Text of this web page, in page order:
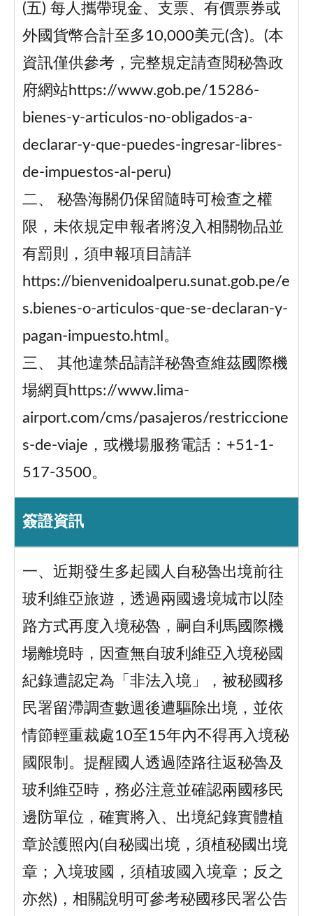
(五) 每人攜帶現金、支票、有價票券或
外國貨幣合計至多10,000美元(含)。(本
資訊僅供參考，完整規定請查閱秘魯政
府網站https://www.gob.pe/15286-
bienes-y-articulos-no-obligados-a-
declarar-y-que-puedes-ingresar-libres-
de-impuestos-al-peru)
二、 秘魯海關仍保留隨時可檢查之權
限，未依規定申報者將沒入相關物品並
有罰則，須申報項目請詳
https://bienvenidoalperu.sunat.gob.pe/e
s.bienes-o-articulos-que-se-declaran-y-
pagan-impuesto.html。
三、 其他違禁品請詳秘魯查維茲國際機
場網頁https://www.lima-
airport.com/cms/pasajeros/restriccione
s-de-viaje，或機場服務電話：+51-1-
517-3500。
簽證資訊
一、近期發生多起國人自秘魯出境前往
玻利維亞旅遊，透過兩國邊境城市以陸
路方式再度入境秘魯，嗣自利馬國際機
場離境時，因查無自玻利維亞入境秘國
紀錄遭認定為「非法入境」，被秘國移
民署留滯調查數週後遭驅除出境，並依
情節輕重裁處10至15年內不得再入境秘
國限制。提醒國人透過陸路往返秘魯及
玻利維亞時，務必注意並確認兩國移民
邊防單位，確實將入、出境紀錄實體植
章於護照內(自秘國出境，須植秘國出境
章；入境玻國，須植玻國入境章；反之
亦然)，相關說明可參考秘國移民署公告